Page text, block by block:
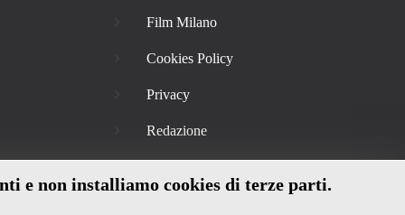
e non installiamo cookies di terze parti.
Film Milano
Cookies Policy
Privacy
Redazione